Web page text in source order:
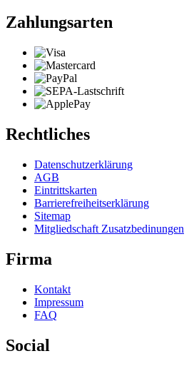
Zahlungsarten
Rechtliches
Datenschutzerklärung
AGB
Eintrittskarten
Barrierefreiheitserklärung
Sitemap
Mitgliedschaft Zusatzbedinungen
Firma
Kontakt
Impressum
FAQ
Social